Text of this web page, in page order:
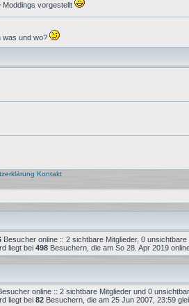
Moddings vorgestellt
was und wo?
Kontakt
Besucher online :: 2 sichtbare Mitglieder, 0
liegt bei 498 Besuchern, die am So 28. Apr 2019
online :: 2 sichtbare Mitglieder und 0
liegt bei 82 Besuchern, die am 25 Jun 2007, 23:59